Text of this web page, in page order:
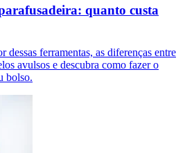
quanto custa
dessas ferramentas, as diferenças entre
avulsos e descubra como fazer o
bolso.